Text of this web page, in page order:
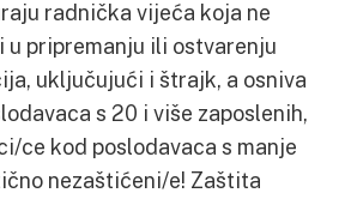
radnička vijeća koja ne
u pripremanju ili ostvarenju
uključujući i štrajk, a osniva
s 20 i više zaposlenih,
ce kod poslodavaca s manje
nezaštićeni/e! Zaštita